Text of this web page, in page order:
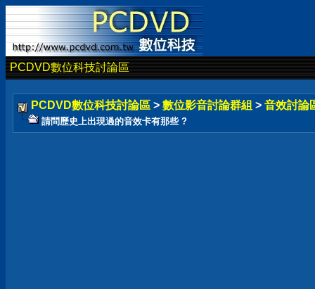
PCDVD數位科技討論區
PCDVD數位科技討論區 > 數位影音討論群組 > 音效討論
請問歷史上出現過的音效卡有那些 ?